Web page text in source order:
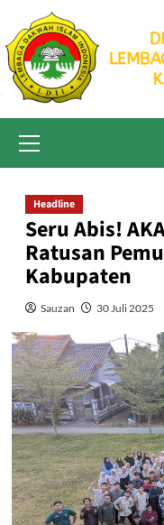
content
Menu
Headline
Seru Abis!
Ratusan
Kabupaten
Sauzan 30 Juli 2025